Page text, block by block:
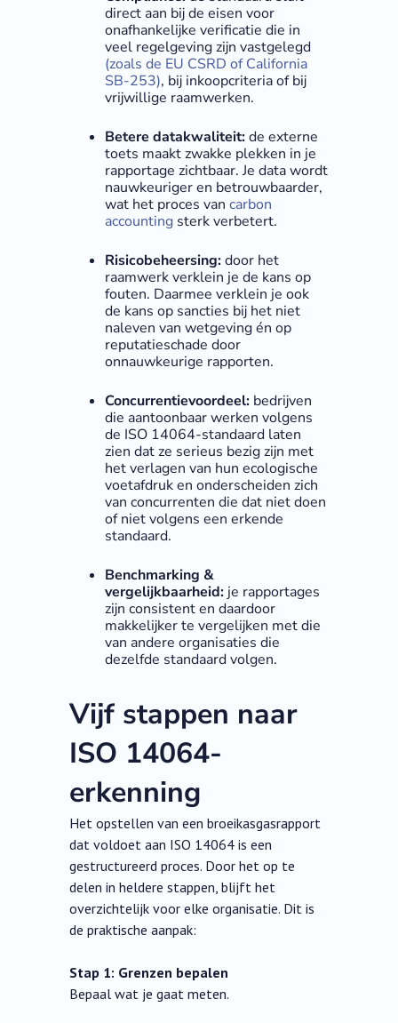
direct aan bij de eisen voor
onafhankelijke verificatie die in
veel regelgeving zijn vastgelegd
(zoals de EU CSRD of California
SB-253), bij inkoopcriteria of bij
vrijwillige raamwerken.
Betere datakwaliteit:de externe
toets maakt zwakke plekken in je
rapportage zichtbaar. Je data wordt
nauwkeuriger en betrouwbaarder,
wat het proces vancarbon
accounting sterk verbetert.
Risicobeheersing:door het
raamwerk verklein je de kans op
fouten. Daarmee verklein je ook
de kans op sancties bij het niet
naleven van wetgeving én op
reputatieschade door
onnauwkeurige rapporten.
Concurrentievoordeel: bedrijven
die aantoonbaar werken volgens
de ISO 14064-standaard laten
zien dat ze serieus bezig zijn met
het verlagen van hun ecologische
voetafdruk en onderscheiden zich
van concurrenten die dat niet doen
of niet volgens een erkende
standaard.
Benchmarking &
vergelijkbaarheid: je rapportages
zijn consistent en daardoor
makkelijker te vergelijken met die
van andere organisaties die
dezelfde standaard volgen.
Vijf stappen naar
ISO 14064-
erkenning
Het opstellen van een broeikasgasrapport
dat voldoet aan ISO 14064 is een
gestructureerd proces. Door het op te
delen in heldere stappen, blijft het
overzichtelijk voor elke organisatie. Dit is
de praktische aanpak:
Stap 1: Grenzen bepalen
Bepaal wat je gaat meten.